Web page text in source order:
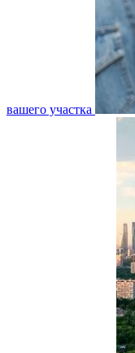
вашего участка